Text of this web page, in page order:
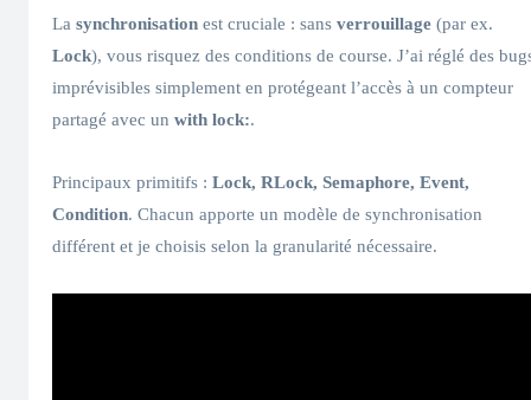
La synchronisation est cruciale : sans verrouillage (par ex.
Lock), vous risquez des conditions de course. J’ai réglé des
imprévisibles simplement en protégeant l’accès à un compteur
partagé avec un with lock:.
Principaux primitifs : Lock, RLock, Semaphore, Event,
Condition. Chacun apporte un modèle de synchronisation
différent et je choisis selon la granularité nécessaire.